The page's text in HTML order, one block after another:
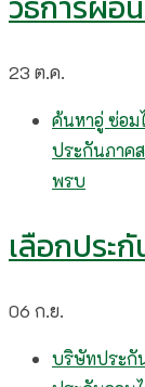
23 ต.ค.
ค้นหาอู่ ซ่อม
ประกันภาค
พรบ
เลือกประ
06 ก.ย.
บริษัทประกั